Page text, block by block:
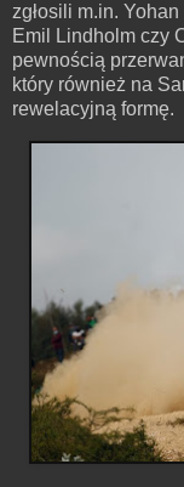
zgłosili m.in.
Emil Lindholm czy
pewnością
który również na
rewelacyjną formę.